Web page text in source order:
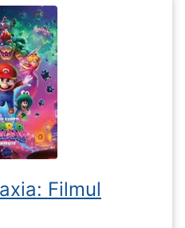
Filmul